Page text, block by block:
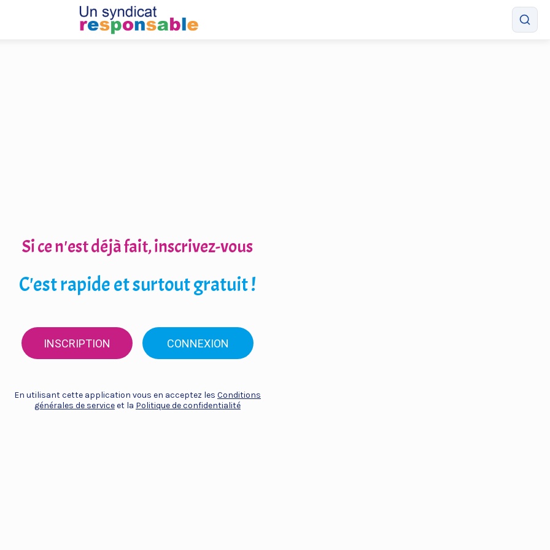
Si ce n'est déjà fait, inscrivez-vous
C'est rapide et surtout gratuit !
INSCRIPTION CONNEXION
En utilisant cette application vous en acceptez les Conditions
générales de serviceet la Politique de confidentialité